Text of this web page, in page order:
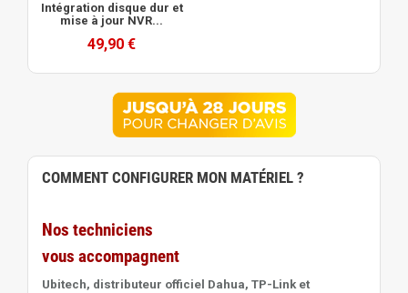
Intégration disque dur et
mise à jour NVR...
49,90 €
COMMENT CONFIGURER MON MATÉRIEL ?
Nos techniciens
vous accompagnent
Ubitech, distributeur officiel Dahua, TP-Link et